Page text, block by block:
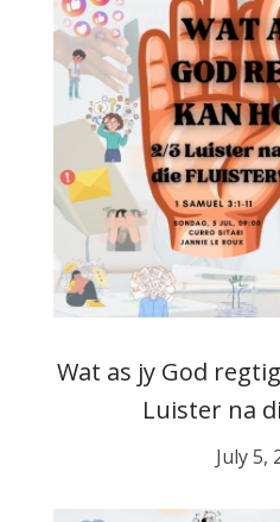
Wat as jy God
Luister na
July 5,